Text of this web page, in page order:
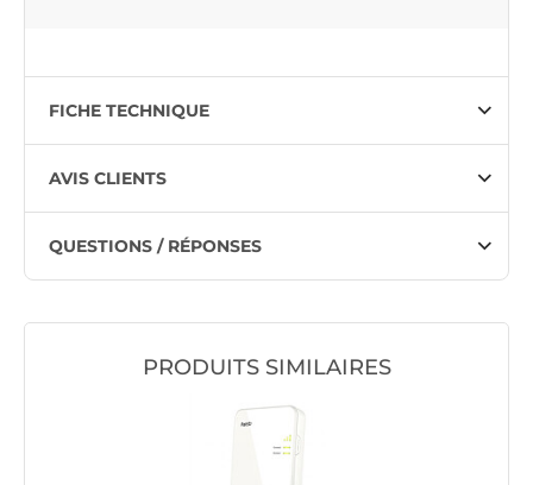
FICHE TECHNIQUE
AVIS CLIENTS
QUESTIONS / RÉPONSES
PRODUITS SIMILAIRES